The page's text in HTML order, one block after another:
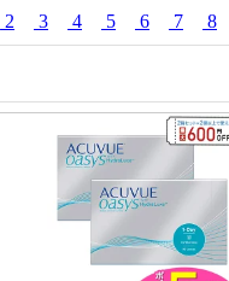
2 3 4 5 6 7 8